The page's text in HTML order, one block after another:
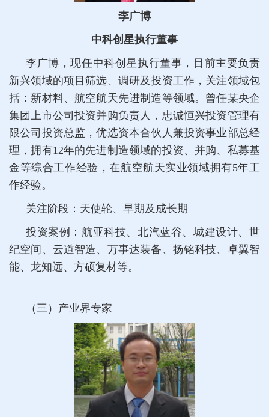
李广博
中科创星执行董事
李广博，现任中科创星执行董事，目前主要负责
新兴领域的项目筛选、调研及投资工作，关注领域包
括：新材料、航空航天先进制造等领域。曾任某央企
集团上市公司投资并购负责人，忠诚恒兴投资管理有
限公司投资总监，优选资本合伙人兼投资事业部总经
理，拥有12年的先进制造领域的投资、并购、私募基
金等综合工作经验，在航空航天实业领域拥有5年工
作经验。
关注阶段：天使轮、早期及成长期
投资案例：航亚科技、北汽蓝谷、城建设计、世
纪空间、云道智造、万事达装备、扬铭科技、卓翼智
能、龙知远、方硕复材等。
（三）产业界专家